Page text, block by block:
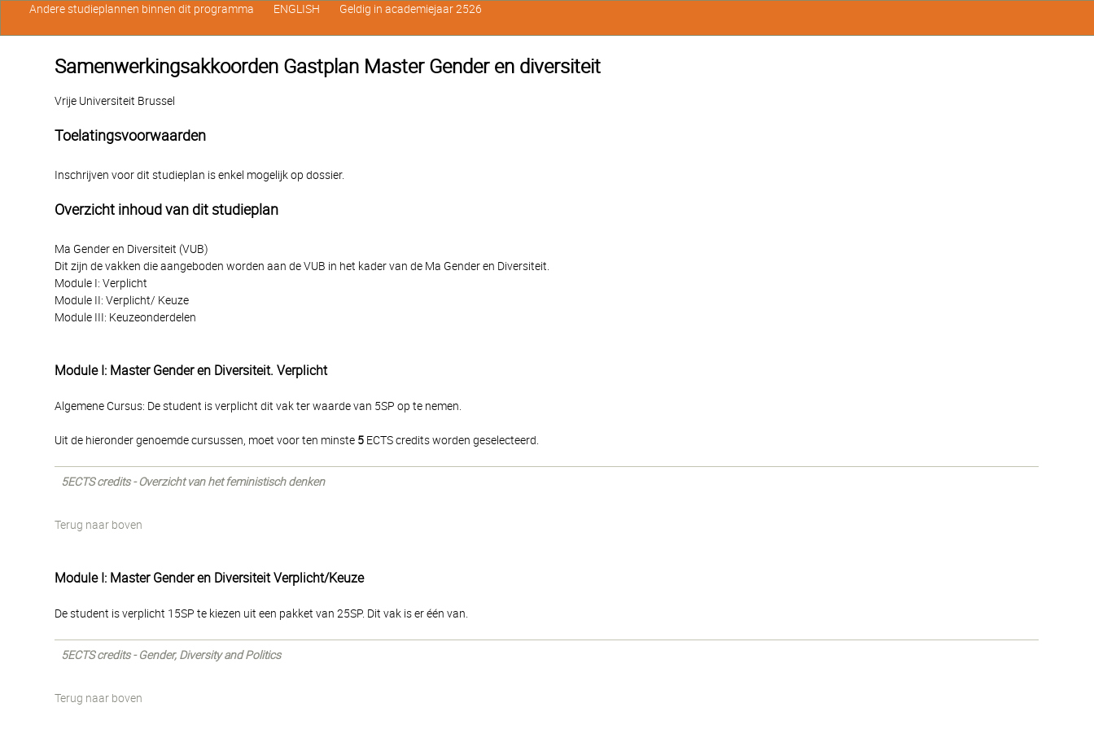
Samenwerkingsakkoorden Gastplan Master Gender en diversiteit
Vrije Universiteit Brussel
Toelatingsvoorwaarden
Inschrijven voor dit studieplan is enkel mogelijk op dossier.
Overzicht inhoud van dit studieplan
Ma Gender en Diversiteit (VUB)
Dit zijn de vakken die aangeboden worden aan de VUB in het kader van de Ma Gender en Diversiteit.
Module I: Verplicht
Module II: Verplicht/ Keuze
Module III: Keuzeonderdelen
Module I: Master Gender en Diversiteit. Verplicht
Algemene Cursus: De student is verplicht dit vak ter waarde van 5SP op te nemen.
Uit de hieronder genoemde cursussen, moet voor ten minste 5 ECTS credits worden geselecteerd.
5ECTS credits - Overzicht van het feministisch denken
Terug naar boven
Module I: Master Gender en Diversiteit Verplicht/Keuze
De student is verplicht 15SP te kiezen uit een pakket van 25SP. Dit vak is er één van.
5ECTS credits - Gender, Diversity and Politics
Terug naar boven
Andere studieplannen binnen dit programma ENGLISH Geldig in academiejaar 2526